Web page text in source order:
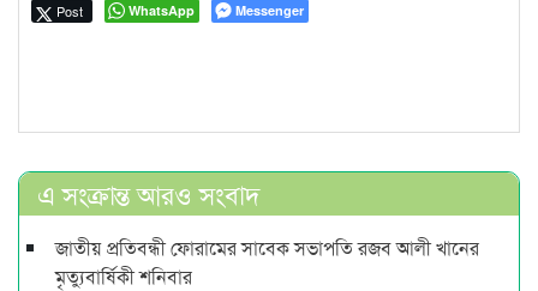
Post WhatsApp Messenger
এ সংক্রান্ত আরও সংবাদ
জাতীয় প্রতিবন্ধী ফোরামের সাবেক সভাপতি রজব আলী খানের
মৃত্যুবার্ষিকী শনিবার